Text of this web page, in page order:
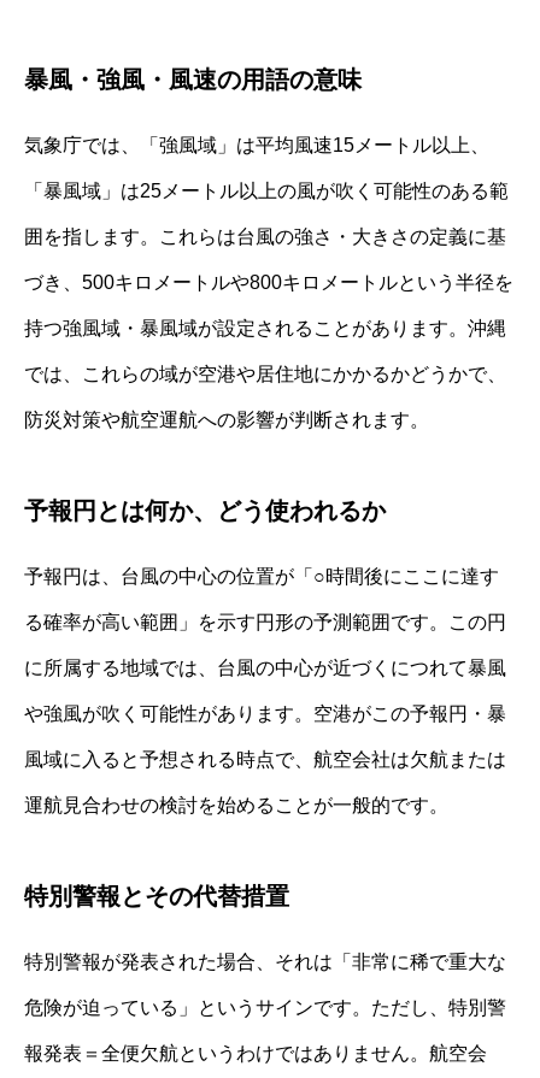
暴風・強風・風速の用語の意味
気象庁では、「強風域」は平均風速15メートル以上、
「暴風域」は25メートル以上の風が吹く可能性のある範
囲を指します。これらは台風の強さ・大きさの定義に基
づき、500キロメートルや800キロメートルという半径を
持つ強風域・暴風域が設定されることがあります。沖縄
では、これらの域が空港や居住地にかかるかどうかで、
防災対策や航空運航への影響が判断されます。
予報円とは何か、どう使われるか
予報円は、台風の中心の位置が「○時間後にここに達す
る確率が高い範囲」を示す円形の予測範囲です。この円
に所属する地域では、台風の中心が近づくにつれて暴風
や強風が吹く可能性があります。空港がこの予報円・暴
風域に入ると予想される時点で、航空会社は欠航または
運航見合わせの検討を始めることが一般的です。
特別警報とその代替措置
特別警報が発表された場合、それは「非常に稀で重大な
危険が迫っている」というサインです。ただし、特別警
報発表＝全便欠航というわけではありません。航空会